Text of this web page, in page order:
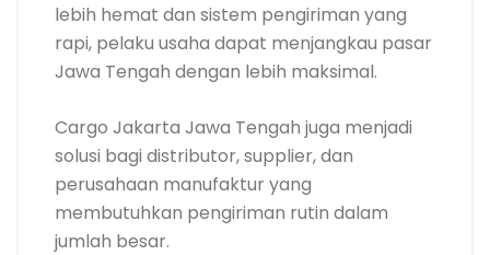
lebih hemat dan sistem pengiriman yang
rapi, pelaku usaha dapat menjangkau pasar
Jawa Tengah dengan lebih maksimal.
Cargo Jakarta Jawa Tengah juga menjadi
solusi bagi distributor, supplier, dan
perusahaan manufaktur yang
membutuhkan pengiriman rutin dalam
jumlah besar.